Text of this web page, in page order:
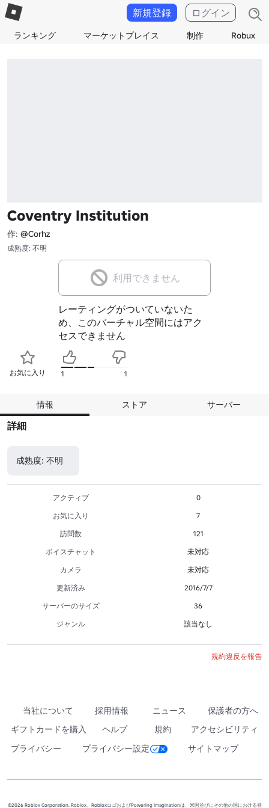
ランキング マーケットプレイス 制作 Robux
新規登録 ログイン
Coventry Institution
作: @Corhz
成熟度: 不明
利用できません
レーティングがついていないた
め、このバーチャル空間にはアク
セスできません
お気に入り 1 1
情報 ストア サーバー
詳細
成熟度: 不明
アクティブ
0
お気に入り
7
訪問数
121
ボイスチャット
未対応
カメラ
未対応
更新済み
2016/7/7
サーバーのサイズ
36
ジャンル
該当なし
規約違反を報告
当社について 採用情報 ニュース
保護者の方へ
ギフトカードを購入
ヘルプ 規約
アクセシビリティ
プライバシー
プライバシー設定 サイトマップ
©2026 Roblox Corporation. Roblox、RobloxロゴおよびPowering Imaginationは、米国並びにその他の国における登